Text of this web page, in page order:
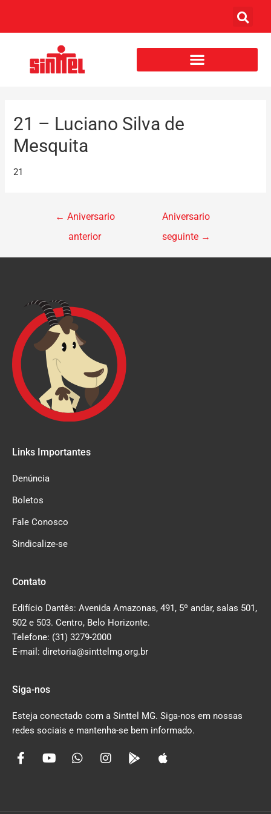
21 – Luciano Silva de
Mesquita
21
← Aniversario
anterior
Aniversario
seguinte →
Links Importantes
Denúncia
Boletos
Fale Conosco
Sindicalize-se
Contato
Edifício Dantês: Avenida Amazonas, 491, 5º andar, salas 501,
502 e 503. Centro, Belo Horizonte.
Telefone: (31) 3279-2000
E-mail: diretoria@sinttelmg.org.br
Siga-nos
Esteja conectado com a Sinttel MG. Siga-nos em nossas
redes sociais e mantenha-se bem informado.